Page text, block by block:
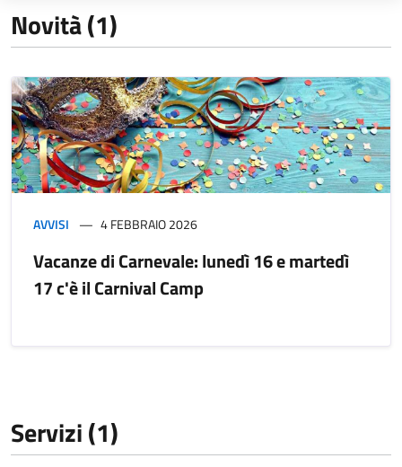
Novità (1)
AVVISI 4 FEBBRAIO 2026
Vacanze di Carnevale: lunedì 16 e martedì
17 c'è il Carnival Camp
Servizi (1)